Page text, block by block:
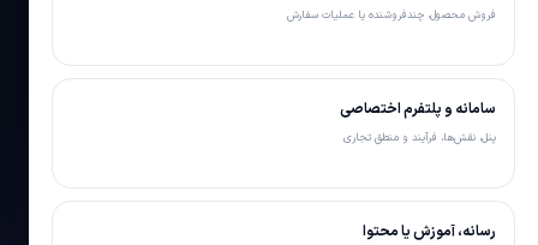
فروش محصول، چندفروشنده یا عملیات سفارش
سامانه و پلتفرم اختصاصی
پنل، نقش‌ها، فرآیند و منطق تجاری
رسانه، آموزش یا محتوا